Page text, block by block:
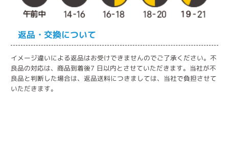
返品・交換について
イメージ違いによる返品はお受けできませんのでご了承ください。不
良品の対応は、商品到着後7 日以内とさせていただきます。当社が不
良品と判断した場合は、返品送料につきましては、当社で負担させて
いただきます。